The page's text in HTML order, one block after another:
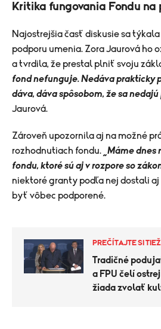
Kritika fungovania Fondu
Najostrejšia časť diskusie sa
podporu umenia. Zora Jaurová ho
a tvrdila, že prestal plniť svoju
fond nefunguje. Nedáva prakticky
dáva, dáva spôsobom, že sa
Jaurová.
Zároveň upozornila aj na možné
rozhodnutiach fondu.
„Máme
fondu, ktoré sú aj v rozpore so
niektoré granty podľa nej dostali
byť vôbec podporené.
PREČÍTAJTE SI TIEŽ
Tradičné
a FPU čelí
žiada zvolať